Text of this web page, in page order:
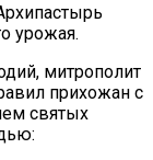
урожая.
митрополит
прихожан с
святых